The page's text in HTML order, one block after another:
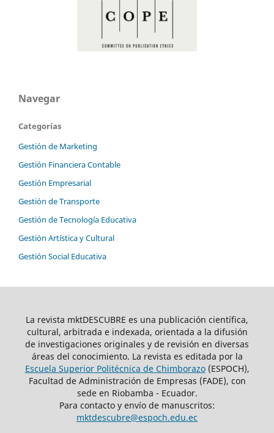
Navegar
Categorías
Gestión de Marketing
Gestión Financiera Contable
Gestión Empresarial
Gestión de Transporte
Gestión de Tecnología Educativa
Gestión Artística y Cultural
Gestión Social Educativa
La revista mktDESCUBRE es una publicación científica,
cultural, arbitrada e indexada, orientada a la difusión
de investigaciones originales y de revisión en diversas
áreas del conocimiento. La revista es editada por la
Escuela Superior Politécnica de Chimborazo(ESPOCH),
Facultad de Administración de Empresas (FADE), con
sede en Riobamba - Ecuador.
Para contacto y envío de manuscritos:
mktdescubre@espoch.edu.ec